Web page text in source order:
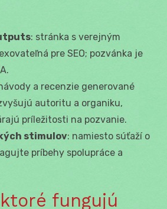
: stránka s verejným
pre SEO; pozvánka je
a recenzie generované
autoritu a organiku,
príležitosti na pozvanie.
stimulov: namiesto súťaží o
príbehy spolupráce a
fungujú